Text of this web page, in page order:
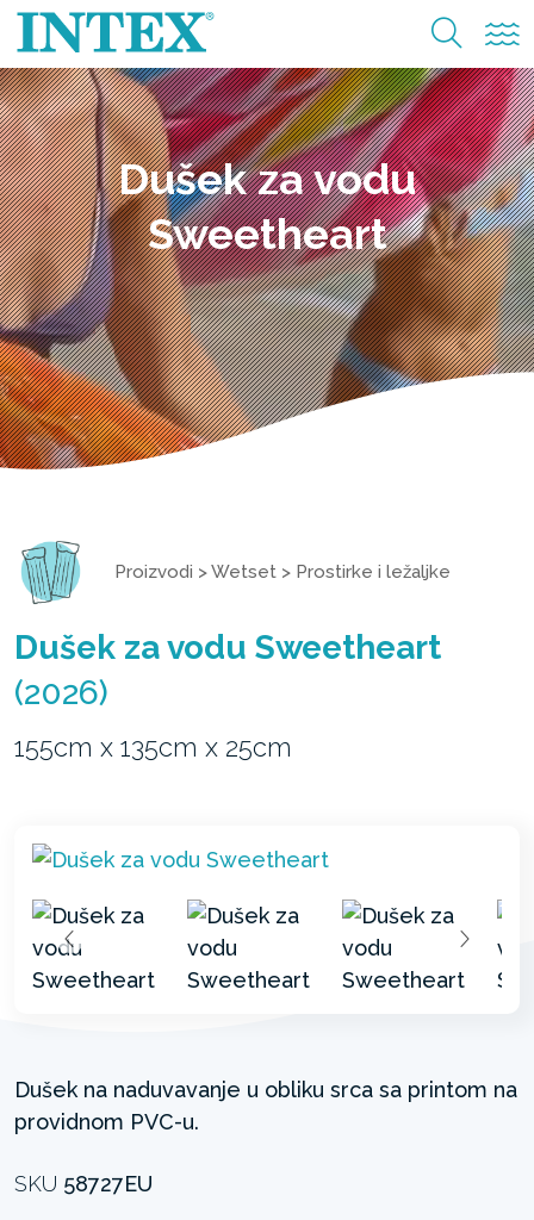
Dušek za vodu
Sweetheart
Proizvodi >Wetset > Prostirke i ležaljke
Dušek za vodu Sweetheart
(2026)
155cm x 135cm x 25cm
Dušek na naduvavanje u obliku srca sa printom na
providnom PVC-u.
SKU 58727EU